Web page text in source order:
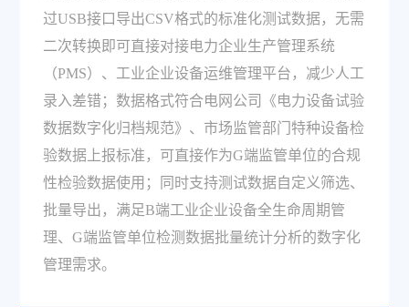
过USB接口导出CSV格式的标准化测试数据，无需
二次转换即可直接对接电力企业生产管理系统
（PMS）、工业企业设备运维管理平台，减少人工
录入差错；数据格式符合电网公司《电力设备试验
数据数字化归档规范》、市场监管部门特种设备检
验数据上报标准，可直接作为G端监管单位的合规
性检验数据使用；同时支持测试数据自定义筛选、
批量导出，满足B端工业企业设备全生命周期管
理、G端监管单位检测数据批量统计分析的数字化
管理需求。